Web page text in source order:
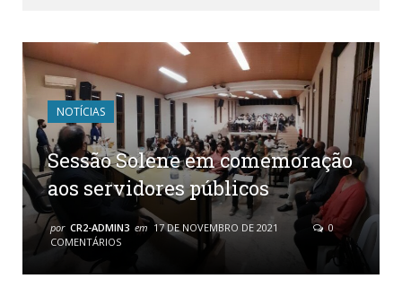
NOTÍCIAS
Sessão Solene em comemoração
aos servidores públicos
por CR2-ADMIN3 em 17 DE NOVEMBRO DE 2021
0
COMENTÁRIOS